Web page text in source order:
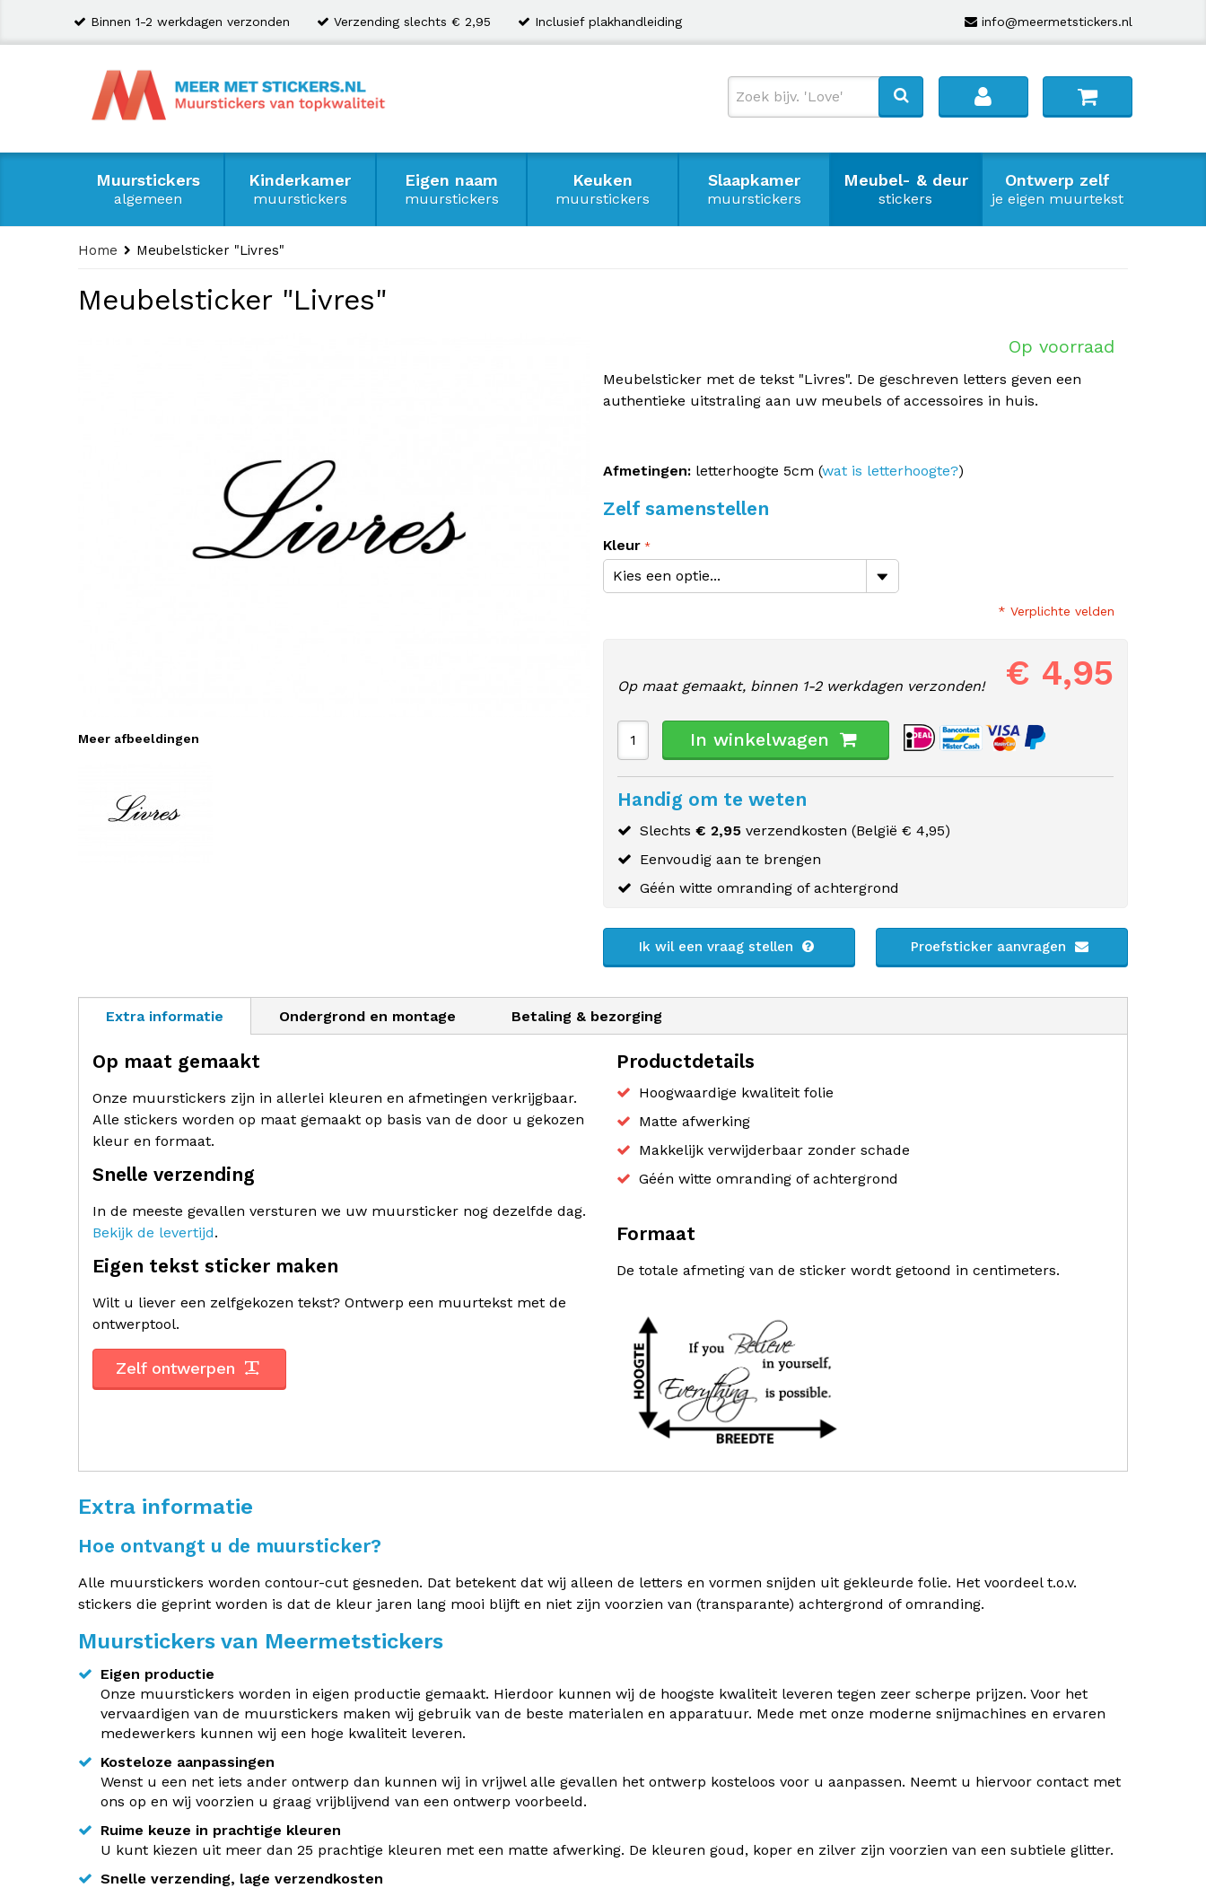
info@meermetstickers.nl
Binnen 1-2 werkdagen verzonden Verzending slechts € 2,95 Inclusief plakhandleiding
Muurstickers
algemeen
Kinderkamer
muurstickers
Eigen naam
muurstickers
Keuken
muurstickers
Slaapkamer
muurstickers
Meubel- & deur
stickers
Ontwerp zelf
je eigen muurtekst
Home Meubelsticker "Livres"
Meubelsticker "Livres"
Meer afbeeldingen
Op voorraad
Meubelsticker met de tekst "Livres". De geschreven letters geven een
authentieke uitstraling aan uw meubels of accessoires in huis.
Afmetingen: letterhoogte 5cm (wat is letterhoogte?)
Zelf samenstellen
Kleur
* Verplichte velden
€ 4,95
Op maat gemaakt, binnen 1-2 werkdagen verzonden!
In winkelwagen
Handig om te weten
Slechts € 2,95 verzendkosten (België € 4,95)
Eenvoudig aan te brengen
Géén witte omranding of achtergrond
Ik wil een vraag stellen Proefsticker aanvragen
Extra informatie Ondergrond en montage Betaling & bezorging
Op maat gemaakt
Onze muurstickers zijn in allerlei kleuren en afmetingen verkrijgbaar.
Alle stickers worden op maat gemaakt op basis van de door u gekozen
kleur en formaat.
Snelle verzending
In de meeste gevallen versturen we uw muursticker nog dezelfde dag.
Bekijk de levertijd.
Eigen tekst sticker maken
Wilt u liever een zelfgekozen tekst? Ontwerp een muurtekst met de
ontwerptool.
Zelf ontwerpen
Productdetails
Hoogwaardige kwaliteit folie
Matte afwerking
Makkelijk verwijderbaar zonder schade
Géén witte omranding of achtergrond
Formaat
De totale afmeting van de sticker wordt getoond in centimeters.
Extra informatie
Hoe ontvangt u de muursticker?
Alle muurstickers worden contour-cut gesneden. Dat betekent dat wij alleen de letters en vormen snijden uit gekleurde folie. Het voordeel t.o.v.
stickers die geprint worden is dat de kleur jaren lang mooi blijft en niet zijn voorzien van (transparante) achtergrond of omranding.
Muurstickers van Meermetstickers
Eigen productie
Onze muurstickers worden in eigen productie gemaakt. Hierdoor kunnen wij de hoogste kwaliteit leveren tegen zeer scherpe prijzen. Voor het
vervaardigen van de muurstickers maken wij gebruik van de beste materialen en apparatuur. Mede met onze moderne snijmachines en ervaren
medewerkers kunnen wij een hoge kwaliteit leveren.
Kosteloze aanpassingen
Wenst u een net iets ander ontwerp dan kunnen wij in vrijwel alle gevallen het ontwerp kosteloos voor u aanpassen. Neemt u hiervoor contact met
ons op en wij voorzien u graag vrijblijvend van een ontwerp voorbeeld.
Ruime keuze in prachtige kleuren
U kunt kiezen uit meer dan 25 prachtige kleuren met een matte afwerking. De kleuren goud, koper en zilver zijn voorzien van een subtiele glitter.
Snelle verzending, lage verzendkosten